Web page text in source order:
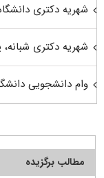
شهریه دکتری
شهریه دکتری شبانه،
وام دانشجویی
مطالب برگزیده